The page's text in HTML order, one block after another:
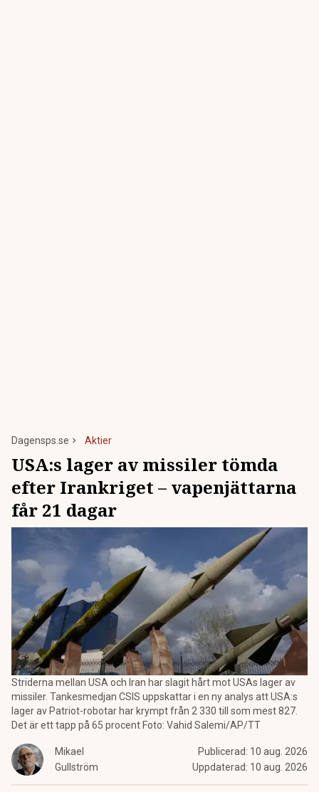
Dagensps.se Aktier
USA:s lager av missiler tömda
efter Irankriget – vapenjättarna
får 21 dagar
Striderna mellan USA och Iran har slagit hårt mot USAs lager av
missiler. Tankesmedjan CSIS uppskattar i en ny analys att USA:s
lager av Patriot-robotar har krympt från 2 330 till som mest 827.
Det är ett tapp på 65 procent Foto: Vahid Salemi/AP/TT
Mikael
Gullström
Publicerad: 10 aug. 2026
Uppdaterad: 10 aug. 2026